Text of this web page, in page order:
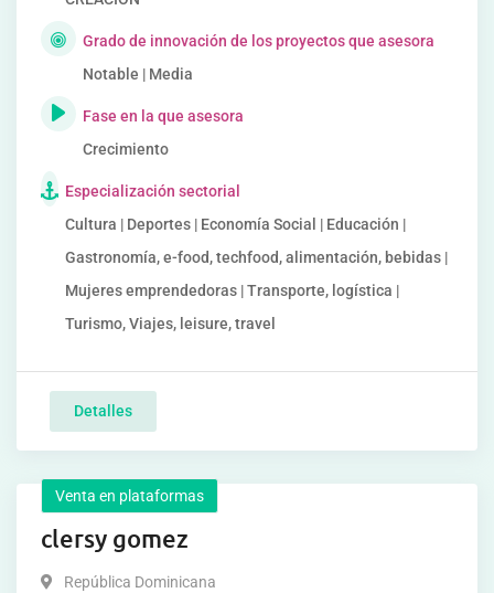
Grado de innovación de los proyectos que asesora
Notable | Media
Fase en la que asesora
Crecimiento
Especialización sectorial
Cultura | Deportes | Economía Social | Educación |
Gastronomía, e-food, techfood, alimentación, bebidas |
Mujeres emprendedoras | Transporte, logística |
Turismo, Viajes, leisure, travel
Detalles
Venta en plataformas
clersy gomez
República Dominicana